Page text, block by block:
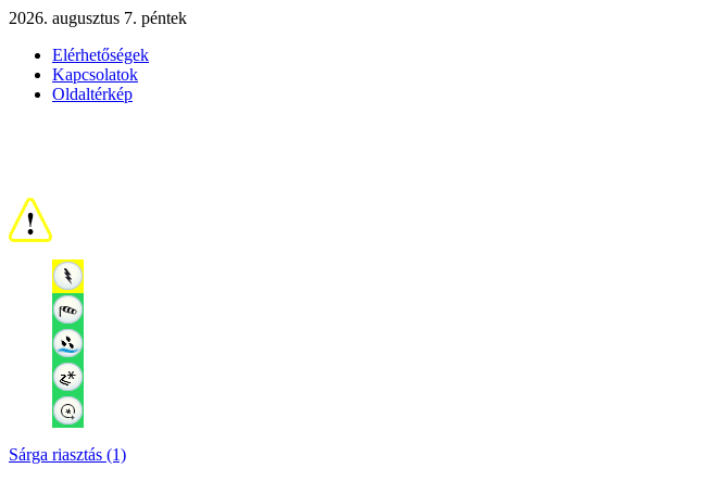
2026. augusztus 7. péntek
Elérhetőségek
Kapcsolatok
Oldaltérkép
Sárga riasztás (1)